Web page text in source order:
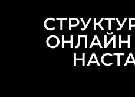
ОНЛАЙН